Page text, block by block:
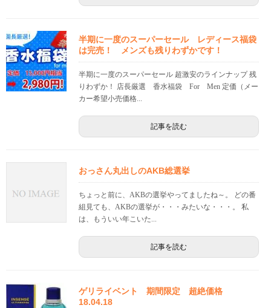
半期に一度のスーパーセール レディース福袋
は完売！ メンズも残りわずかです！
半期に一度のスーパーセール 超激安のラインナップ 残
りわずか！ 店長厳選 香水福袋 For Men 定価（メー
カー希望小売価格...
記事を読む
おっさん丸出しのAKB総選挙
ちょっと前に、AKBの選挙やってましたね～。 どの番
組見ても、AKBの選挙が・・・みたいな・・・。 私
は、もういい年こいた...
記事を読む
ゲリライベント 期間限定 超絶価格
18.04.18